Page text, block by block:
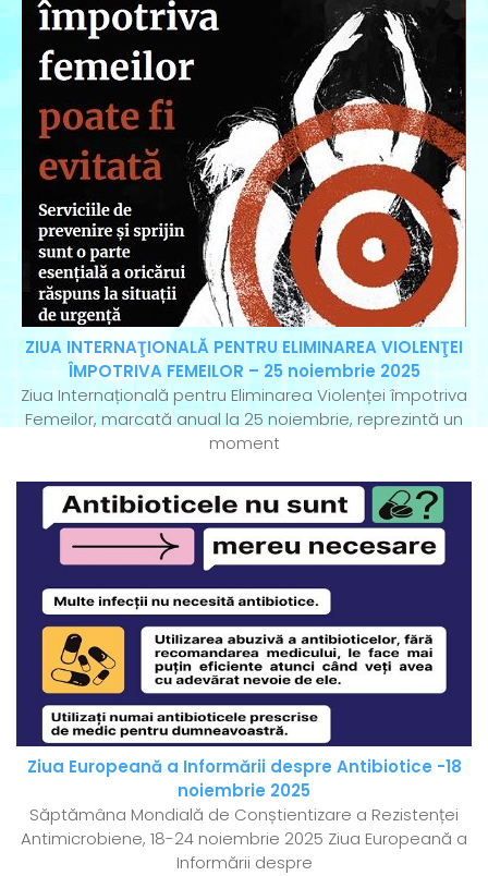
ZIUA INTERNAŢIONALĂ PENTRU ELIMINAREA VIOLENŢEI
ÎMPOTRIVA FEMEILOR – 25 noiembrie 2025
Ziua Internațională pentru Eliminarea Violenței împotriva
Femeilor, marcată anual la 25 noiembrie, reprezintă un
moment
Ziua Europeană a Informării despre Antibiotice -18
noiembrie 2025
Săptămâna Mondială de Conștientizare a Rezistenței
Antimicrobiene, 18-24 noiembrie 2025 Ziua Europeană a
Informării despre